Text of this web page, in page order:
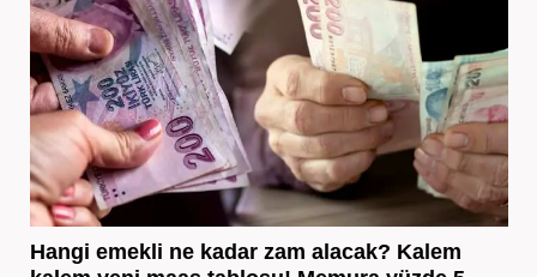
Hangi emekli ne kadar zam alacak? Kalem